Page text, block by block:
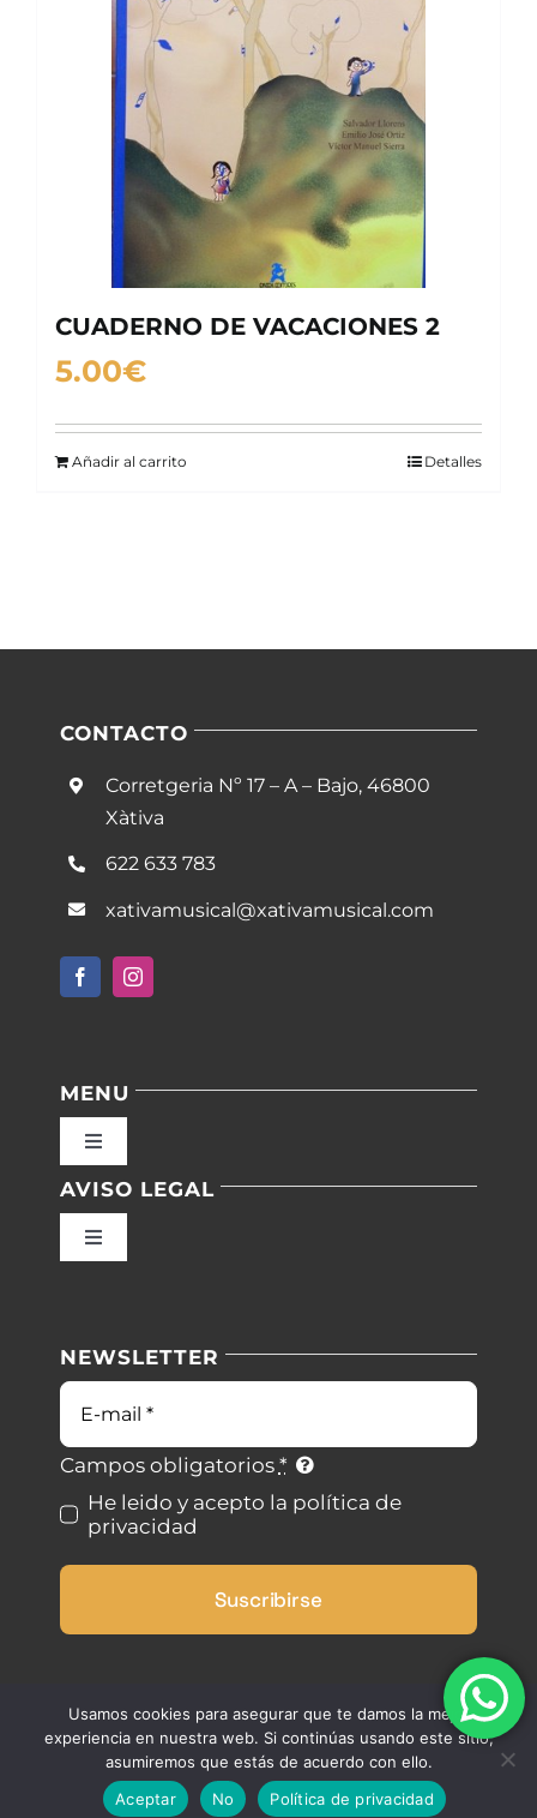
CUADERNO DE VACACIONES 2
5.00€
Añadir al carrito Detalles
CONTACTO
Corretgeria Nº 17 – A – Bajo, 46800
Xàtiva
622 633 783
xativamusical@xativamusical.com
MENU
Toggle
Blog
Contacto
AVISO LEGAL
Toggle
Condiciones de uso
Ley de cookies
Desistimiento
NEWSLETTER
Correo
electrónico
Campos obligatorios *
He leido y acepto la política de
privacidad
Suscribirse
Usamos cookies para asegurar que te damos la mejor
experiencia en nuestra web. Si continúas usando este sitio,
asumiremos que estás de acuerdo con ello.
Aceptar
No Política de privacidad